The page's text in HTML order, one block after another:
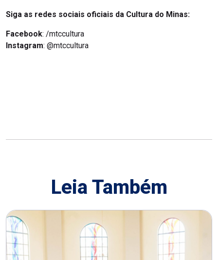
Siga as redes sociais oficiais da Cultura do Minas:
Facebook: /mtccultura
Instagram: @mtccultura
Leia Também